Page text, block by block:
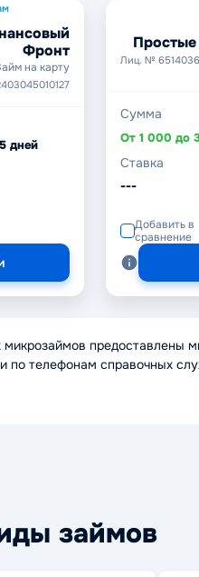
Фронт
на карту
дней
Лиц. №
Сумма
Ставка
---
Добавить в
сравнение
предоставлены
телефонам справочных
займов